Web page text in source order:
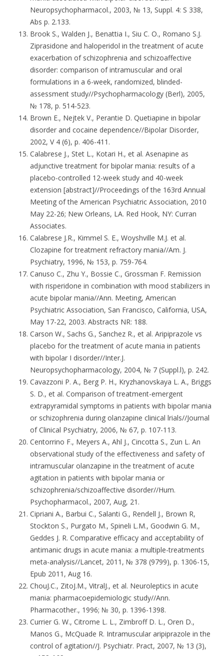
Neuropsychopharmacol., 2003, № 13, Suppl. 4: S 338,
Abs p. 2.133.
Brook S., Walden J., Benattia I., Siu C. O., Romano S.J.
Ziprasidone and haloperidol in the treatment of acute
exacerbation of schizophrenia and schizoaffective
disorder: comparison of intramuscular and oral
formulations in a 6-week, randomized, blinded-
assessment study//Psychopharmacology (Berl), 2005,
№ 178, p. 514-523.
Brown E., Nejtek V., Perantie D. Quetiapine in bipolar
disorder and cocaine dependence//Bipolar Disorder,
2002, V 4 (6), p. 406-411.
Calabrese J., Stet L., Kotari H., et al. Asenapine as
adjunctive treatment for bipolar mania: results of a
placebo-controlled 12-week study and 40-week
extension [abstract]//Proceedings of the 163rd Annual
Meeting of the American Psychiatric Association, 2010
May 22-26; New Orleans, LA. Red Hook, NY: Curran
Associates.
Calabrese J.R., Kimmel S. E., Woyshville M.J. et al.
Clozapine for treatment refractory mania//Am. J.
Psychiatry, 1996, № 153, p. 759-764.
Canuso C., Zhu Y., Bossie C., Grossman F. Remission
with risperidone in combination with mood stabilizers in
acute bipolar mania//Ann. Meeting, American
Psychiatric Association, San Francisco, California, USA,
May 17-22, 2003. Abstracts NR: 188.
Carson W., Sachs G., Sanchez R., et al. Aripiprazole vs
placebo for the treatment of acute mania in patients
with bipolar I disorder//Inter.J.
Neuropsychopharmacology, 2004, № 7 (Suppl.l), p. 242.
Cavazzoni P. A., Berg P. H., Kryzhanovskaya L. A., Briggs
S. D., et al. Comparison of treatment-emergent
extrapyramidal symptoms in patients with bipolar mania
or schizophrenia during olanzapine clinical lrials//Journal
of Clinical Psychiatry, 2006, № 67, p. 107-113.
Centorrino F., Meyers A., Ahl J., Cincotta S., Zun L. An
observational study of the effectiveness and safety of
intramuscular olanzapine in the treatment of acute
agitation in patients with bipolar mania or
schizophrenia/schizoaffective disorder//Hum.
Psychopharmacol., 2007, Aug, 21.
Cipriani A., Barbui C., Salanti G., Rendell J., Brown R,
Stockton S., Purgato M., Spineli L.M., Goodwin G. M.,
Geddes J. R. Comparative efficacy and acceptability of
antimanic drugs in acute mania: a multiple-treatments
meta-analysis//Lancet, 2011, № 378 (9799), p. 1306-15,
Epub 2011, Aug 16.
ChouJ.C., ZitoJ.M., VitralJ., et al. Neuroleptics in acute
mania: pharmacoepidemiologic study//Ann.
Pharmacother., 1996; № 30, p. 1396-1398.
Currier G. W., Citrome L. L., Zimbroff D. L., Oren D.,
Manos G., McQuade R. Intramuscular aripiprazole in the
control of agitation//J. Psychiatr. Pract, 2007, № 13 (3),